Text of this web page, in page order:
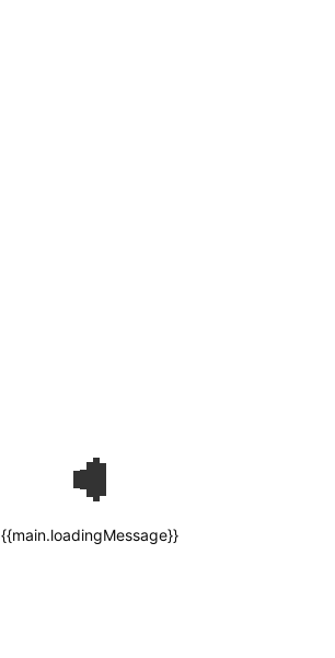
{{main.loadingMessage}}